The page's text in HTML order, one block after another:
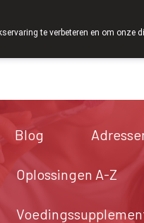
Blog
Oplossingen A-Z
te verbeteren en om